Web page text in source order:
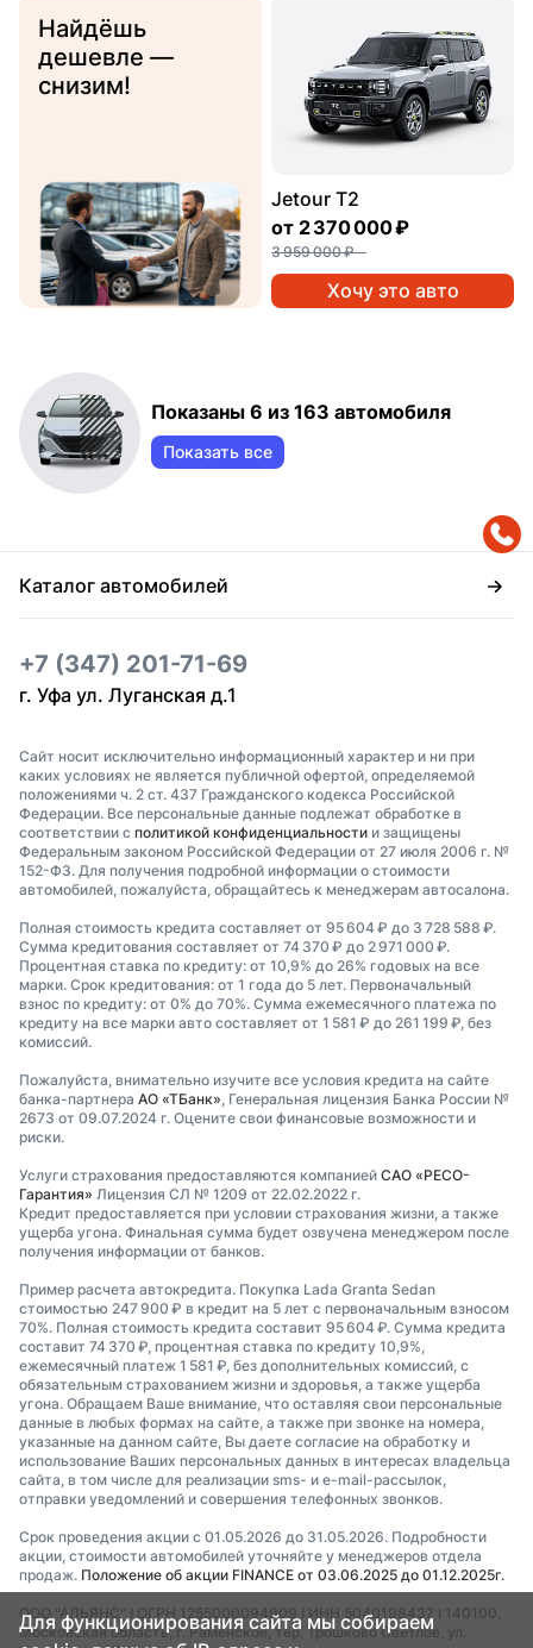
Найдёшь
дешевле —
снизим!
Jetour T2
от 2 370 000 ₽
3 959 000 ₽
Хочу это авто
Показаны 6 из 163 автомобиля
Показать все
Каталог автомобилей
+7 (347) 201-71-69
г. Уфа ул. Луганская д.1
Сайт носит исключительно информационный характер и ни при
каких условиях не является публичной офертой, определяемой
положениями ч. 2 ст. 437 Гражданского кодекса Российской
Федерации. Все персональные данные подлежат обработке в
соответствии с политикой конфиденциальности и защищены
Федеральным законом Российской Федерации от 27 июля 2006 г. №
152-ФЗ. Для получения подробной информации о стоимости
автомобилей, пожалуйста, обращайтесь к менеджерам автосалона.
Полная стоимость кредита составляет от 95 604 ₽ до 3 728 588 ₽.
Сумма кредитования составляет от 74 370 ₽ до 2 971 000 ₽.
Процентная ставка по кредиту: от 10,9% до 26% годовых на все
марки. Срок кредитования: от 1 года до 5 лет. Первоначальный
взнос по кредиту: от 0% до 70%. Сумма ежемесячного платежа по
кредиту на все марки авто составляет от 1 581 ₽ до 261 199 ₽, без
комиссий.
Пожалуйста, внимательно изучите все условия кредита на сайте
банка-партнера АО «ТБанк», Генеральная лицензия Банка России №
2673 от 09.07.2024 г. Оцените свои финансовые возможности и
риски.
Услуги страхования предоставляются компанией САО «РЕСО-
Гарантия» Лицензия СЛ № 1209 от 22.02.2022 г.
Кредит предоставляется при условии страхования жизни, а также
ущерба угона. Финальная сумма будет озвучена менеджером после
получения информации от банков.
Пример расчета автокредита. Покупка Lada Granta Sedan
стоимостью 247 900 ₽ в кредит на 5 лет с первоначальным взносом
70%. Полная стоимость кредита составит 95 604 ₽. Сумма кредита
составит 74 370 ₽, процентная ставка по кредиту 10,9%,
ежемесячный платеж 1 581 ₽, без дополнительных комиссий, с
обязательным страхованием жизни и здоровья, а также ущерба
угона. Обращаем Ваше внимание, что оставляя свои персональные
данные в любых формах на сайте, а также при звонке на номера,
указанные на данном сайте, Вы даете согласие на обработку и
использование Ваших персональных данных в интересах владельца
сайта, в том числе для реализации sms- и e-mail-рассылок,
отправки уведомлений и совершения телефонных звонков.
Срок проведения акции с 01.05.2026 до 31.05.2026. Подробности
акции, стоимости автомобилей уточняйте у менеджеров отдела
продаж. Положение об акции FINANCE от 03.06.2025 до 01.12.2025г.
ООО "АЛЬЯНС" I ОГРН 1255000094909 I ИНН 5040198437 I 140100,
Московская область, г. Раменское, тер. Трошково Светлое, ул.
Для функционирования сайта мы собираем